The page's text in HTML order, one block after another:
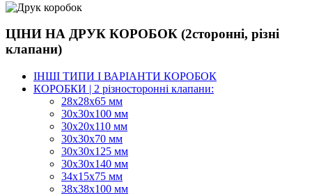
ЦІНИ НА ДРУК КОРОБОК (2сторонні, різні
клапани)
ІНШІ ТИПИ І ВАРІАНТИ КОРОБОК
КОРОБКИ | 2 різносторонні клапани:
28х28х65 мм
30х30х100 мм
30х20х110 мм
30х30х70 мм
30х30х125 мм
30х30х140 мм
34х15х75 мм
38х38х100 мм